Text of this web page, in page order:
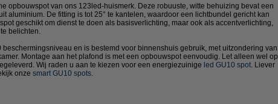
opbouwspot van ons 123led-huismerk. Deze robuuste, witte behuizing bevat een
aluminium. De fitting is tot 25° te kantelen, waardoor een lichtbundel gericht kan
geschikt om dienst te doen als basisverlichting, maar ook als accentverlichting,
belichten.
beschermingsniveau en is bestemd voor binnenshuis gebruik, met uitzondering van
Montage aan het plafond is met een opbouwspot eenvoudig. Let alleen wel op
Wij raden u aan te kiezen voor een energiezuinige led GU10 spot. Liever
onze smart GU10 spots.